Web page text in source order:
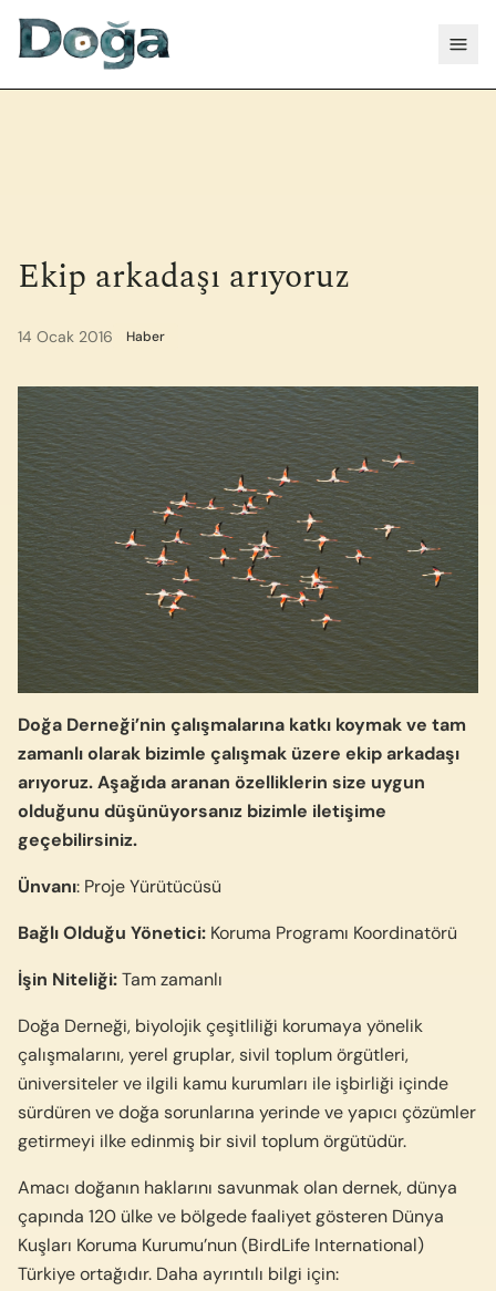
Ekip arkadaşı arıyoruz
14 Ocak 2016 Haber
Doğa Derneği’nin çalışmalarına katkı koymak ve tam
zamanlı olarak bizimle çalışmak üzere ekip arkadaşı
arıyoruz. Aşağıda aranan özelliklerin size uygun
olduğunu düşünüyorsanız bizimle iletişime
geçebilirsiniz.
Ünvanı: Proje Yürütücüsü
Bağlı Olduğu Yönetici: Koruma Programı Koordinatörü
İşin Niteliği:Tam zamanlı
Doğa Derneği, biyolojik çeşitliliği korumaya yönelik
çalışmalarını, yerel gruplar, sivil toplum örgütleri,
üniversiteler ve ilgili kamu kurumları ile işbirliği içinde
sürdüren ve doğa sorunlarına yerinde ve yapıcı çözümler
getirmeyi ilke edinmiş bir sivil toplum örgütüdür.
Amacı doğanın haklarını savunmak olan dernek, dünya
çapında 120 ülke ve bölgede faaliyet gösteren Dünya
Kuşları Koruma Kurumu’nun (BirdLife International)
Türkiye ortağıdır. Daha ayrıntılı bilgi için: